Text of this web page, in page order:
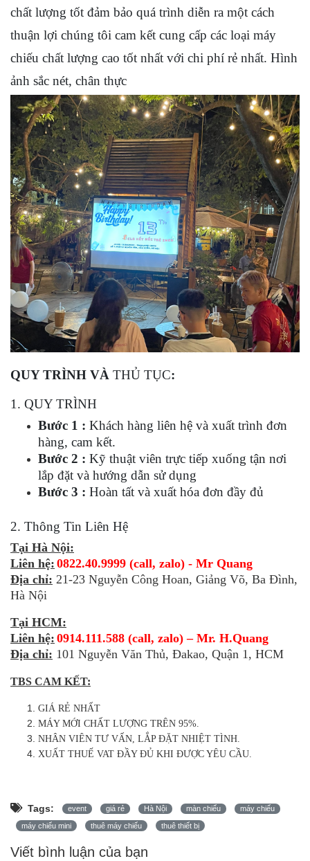
chất lượng tốt đảm bảo quá trình diễn ra một cách
thuận lợi chúng tôi cam kết cung cấp các loại máy
chiếu chất lượng cao tốt nhất với chi phí rẻ nhất. Hình
ảnh sắc nét, chân thực
QUY TRÌNH VÀ THỦ TỤC:
1. QUY TRÌNH
Bước 1 : Khách hàng liên hệ và xuất trình đơn
hàng, cam kết.
Bước 2 : Kỹ thuật viên trực tiếp xuống tận nơi
lắp đặt và hướng dẫn sử dụng
Bước 3 : Hoàn tất và xuất hóa đơn đầy đủ
2. Thông Tin Liên Hệ
Tại Hà Nội:
Liên hệ: 0822.40.9999 (call, zalo) - Mr Quang
Địa chỉ: 21-23 Nguyễn Công Hoan, Giảng Võ, Ba Đình,
Hà Nội
Tại HCM:
Liên hệ: 0914.111.588 (call, zalo) – Mr. H.Quang
Địa chỉ: 101 Nguyễn Văn Thủ, Đakao, Quận 1, HCM
TBS CAM KẾT:
GIÁ RẺ NHẤT
MÁY MỚI CHẤT LƯỢNG TRÊN 95%.
NHÂN VIÊN TƯ VẤN, LẮP ĐẶT NHIỆT TÌNH.
XUẤT THUẾ VAT ĐẦY ĐỦ KHI ĐƯỢC YÊU CẦU.
Tags: event giá rẻ Hà Nội màn chiếu máy chiếu
máy chiếu mini thuê máy chiếu thuê thiết bị
Viết bình luận của bạn